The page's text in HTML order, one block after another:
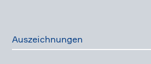
Auszeich­nungen